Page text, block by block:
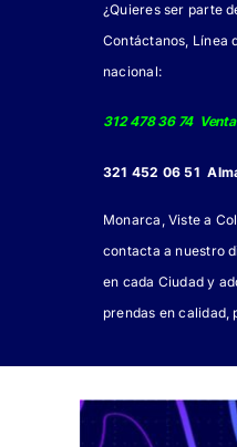
¿Quieres ser parte
Contáctanos, Línea
nacional:
312 478 36 74
321 452 06 51
Monarca, Viste a
contacta a nuestro
en cada Ciudad y
prendas en calidad,